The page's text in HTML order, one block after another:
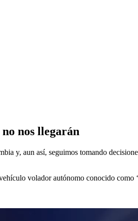
nos llegarán
y, aun así, seguimos tomando
volador autónomo conocido